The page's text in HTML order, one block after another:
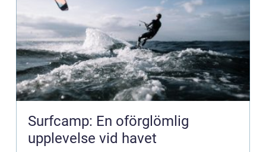
Surfcamp: En oförglömlig
upplevelse vid havet